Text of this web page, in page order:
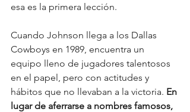
esa es la primera lección.
Cuando Johnson llega a los Dallas
Cowboys en 1989, encuentra un
equipo lleno de jugadores talentosos
en el papel, pero con actitudes y
hábitos que no llevaban a la victoria. En
lugar de aferrarse a nombres famosos,